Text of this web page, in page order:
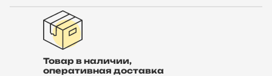
Товар в наличии,
оперативная доставка